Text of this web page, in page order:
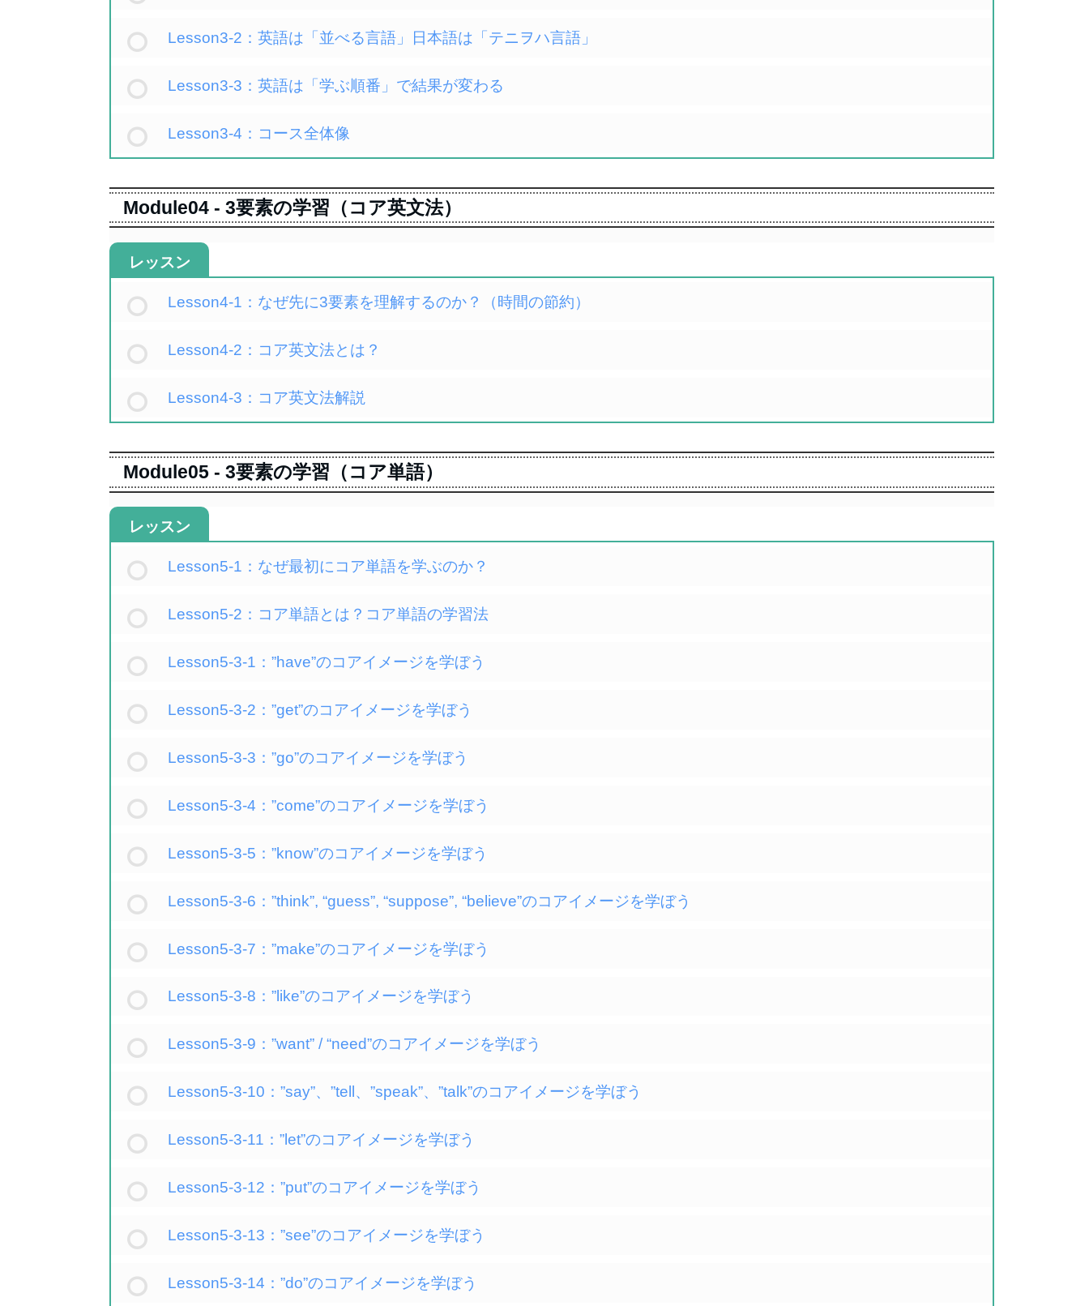
Lesson3-2：英語は「並べる言語」日本語は「テニヲハ言語」
Lesson3-3：英語は「学ぶ順番」で結果が変わる
Lesson3-4：コース全体像
Module04 - 3要素の学習（コア英文法）
レッスン
Lesson4-1：なぜ先に3要素を理解するのか？（時間の節約）
Lesson4-2：コア英文法とは？
Lesson4-3：コア英文法解説
Module05 - 3要素の学習（コア単語）
レッスン
Lesson5-1：なぜ最初にコア単語を学ぶのか？
Lesson5-2：コア単語とは？コア単語の学習法
Lesson5-3-1：”have”のコアイメージを学ぼう
Lesson5-3-2：”get”のコアイメージを学ぼう
Lesson5-3-3：”go”のコアイメージを学ぼう
Lesson5-3-4：”come”のコアイメージを学ぼう
Lesson5-3-5：”know”のコアイメージを学ぼう
Lesson5-3-6：”think”, “guess”, “suppose”, “believe”のコアイメージを学ぼう
Lesson5-3-7：”make”のコアイメージを学ぼう
Lesson5-3-8：”like”のコアイメージを学ぼう
Lesson5-3-9：”want” / “need”のコアイメージを学ぼう
Lesson5-3-10：”say”、”tell、”speak”、”talk”のコアイメージを学ぼう
Lesson5-3-11：”let”のコアイメージを学ぼう
Lesson5-3-12：”put”のコアイメージを学ぼう
Lesson5-3-13：”see”のコアイメージを学ぼう
Lesson5-3-14：”do”のコアイメージを学ぼう